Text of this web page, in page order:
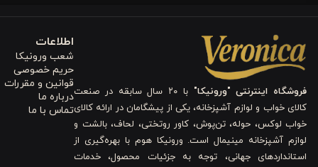
طول اینابزار سرو و پذیرایی
، ۲۳ سانتی‌متر است. اندازه‌ای
تیز یا برنده که ایمنی استفاده را افزایش می‌دهد. دسته با انحنای
３. کاربرد و دوام
این کفگیر تکی، هم برای سرو کیک و شیرینی در مراسم رسمی و هم برای
کنار ظروف داغ استفاده کنید. قابل شستشو در ماشین ظرفشویی است و
فروشگاه اینترنتی "ورونیکا"
با ۲۰ سال سابقه در صنعت
کالای خواب و لوازم آشپزخانه، یکی از پیشگامان در ارائه کالای
خواب لوکس، حوله، تن‌پوش، کاور روتختی، لحاف، بالشت و
لوازم آشپزخانه مینیمال است. ورونیکا هوم با بهره‌گیری از
استانداردهای جهانی، توجه به جزئیات محصول، خدمات
اطلاعات
شعب ورونیکا
حریم خصوصی
قوانین و مقررات
درباره ما
تماس با ما